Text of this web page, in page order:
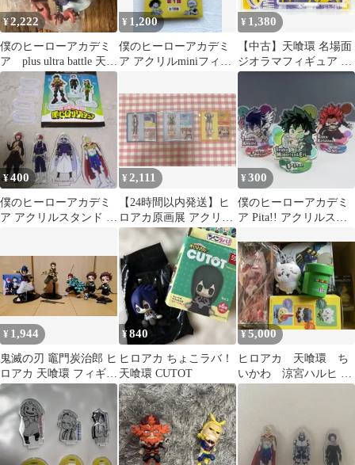
¥2,222
僕のヒーローアカデミ
ア plus ultra battle 天喰
環
¥ 1,200
僕のヒーローアカデミ
ア アクリルminiフィギ
¥ 1,380
【中古】天喰環 名場面
ジオラマフィギュア 誕
生日 2022 僕のヒーロー
¥400
僕のヒーローアカデミ
ア アクリルスタンド 4
¥ 2,111
【24時間以内発送】ヒ
ロアカ原画展 アクリル
Xフィギュアコレクシ
ョン
¥300
僕のヒーローアカデミ
ア Pita!! アクリルスタ
¥ 1,944
鬼滅の刃 竈門炭治郎 ヒ
ロアカ 天喰環 フィギュ
ア CD 刀 8点
¥840
ヒロアカ ちょこラバ！
天喰環 CUTOT
¥5,000
ヒロアカ 天喰環 ち
いかわ 涼宮ハルヒ 朝
比奈 星のカービィ